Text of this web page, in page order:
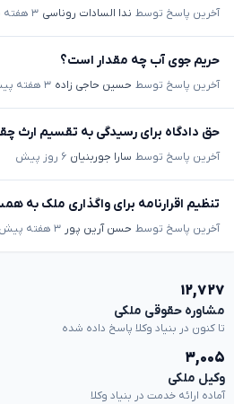
آخرین پاسخ توسط ندا السادات روناسی ۳ هفته پیش
حریم جوی آب چه مقدار است؟
آخرین پاسخ توسط حسین حاجی زاده ۳ هفته پیش
حق دادگاه برای رسیدگی به تقسیم ارث
آخرین پاسخ توسط سارا جوربنیان ۶ روز پیش
تنظیم اقرارنامه برای واگذاری ملک به
آخرین پاسخ توسط حسن آرین پور ۳ هفته پیش
۱۲,۷۲۷
مشاوره حقوقی ملکی
تا کنون در بنیاد وکلا پاسخ داده شده
۳,۰۰۵
وکیل ملکی
آماده ارائه خدمت در بنیاد وکلا